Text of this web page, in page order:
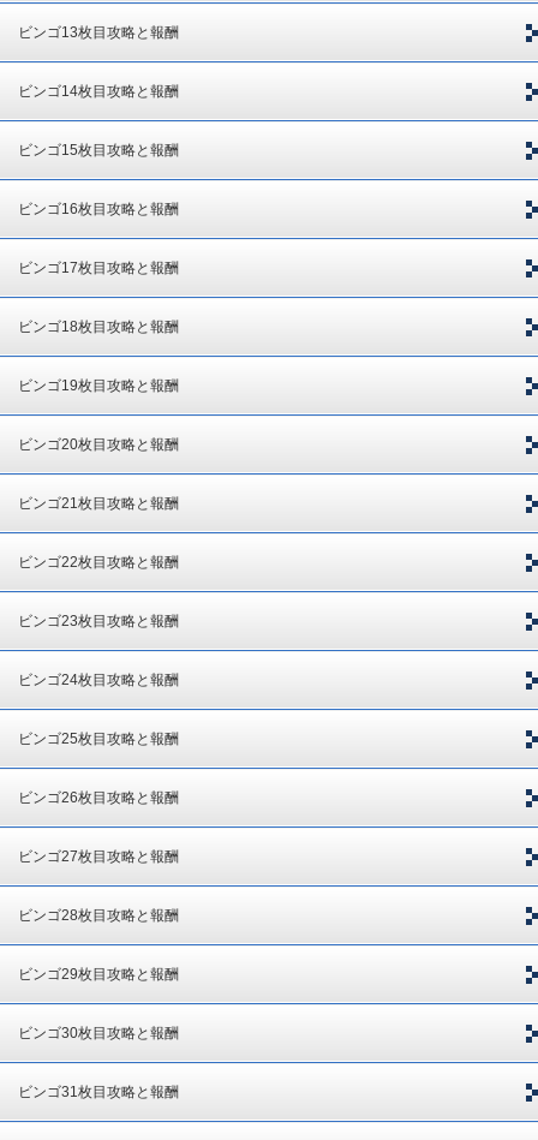
ビンゴ13枚目攻略と報酬
ビンゴ14枚目攻略と報酬
ビンゴ15枚目攻略と報酬
ビンゴ16枚目攻略と報酬
ビンゴ17枚目攻略と報酬
ビンゴ18枚目攻略と報酬
ビンゴ19枚目攻略と報酬
ビンゴ20枚目攻略と報酬
ビンゴ21枚目攻略と報酬
ビンゴ22枚目攻略と報酬
ビンゴ23枚目攻略と報酬
ビンゴ24枚目攻略と報酬
ビンゴ25枚目攻略と報酬
ビンゴ26枚目攻略と報酬
ビンゴ27枚目攻略と報酬
ビンゴ28枚目攻略と報酬
ビンゴ29枚目攻略と報酬
ビンゴ30枚目攻略と報酬
ビンゴ31枚目攻略と報酬